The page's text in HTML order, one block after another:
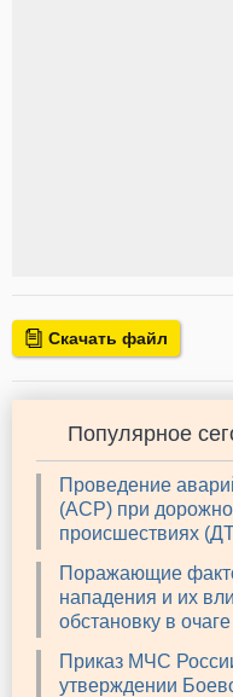
Скачать файл
Популярное
Проведение
(АСР) при
происшествиях
Поражающие
нападения и их
обстановку в
Приказ МЧС
утверждении